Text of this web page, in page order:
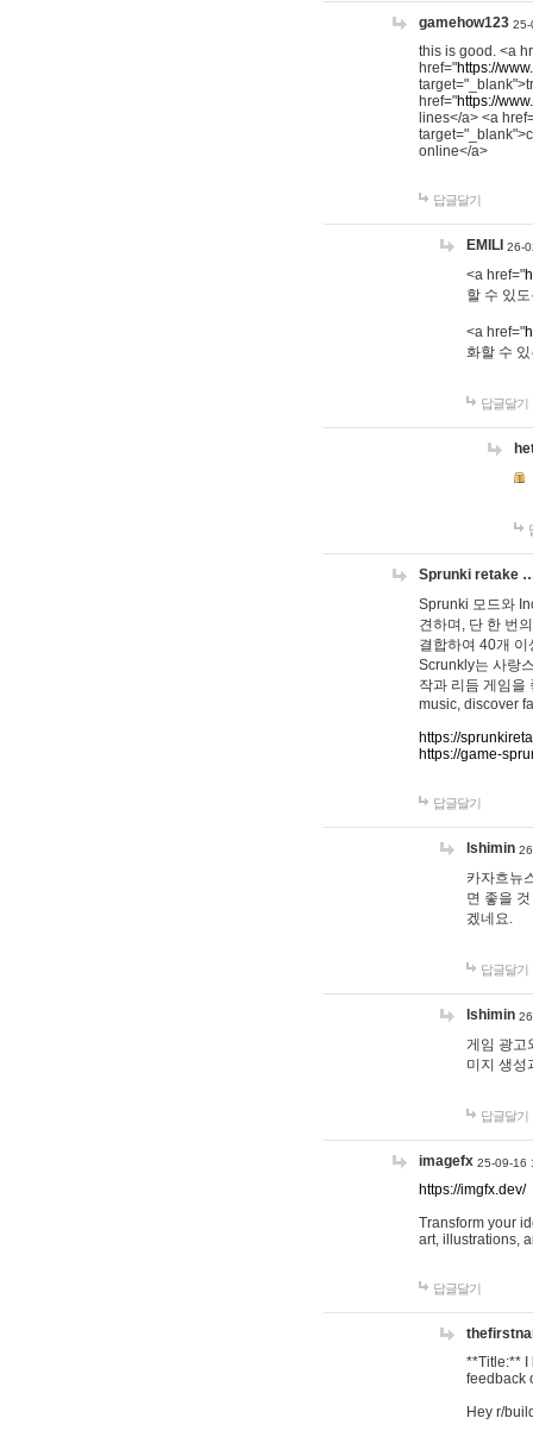
gamehow123 25-
this is good. <a
href="https://
href="https://
lines</a> <a
online</a>
답글달기
EMILI 26-
<a href="
할 수 있
<a href="
화할 수
답글달기
Sprunki retake
Sprunki 모드와
견하며, 단 한 번
결합하여 40개
Scrunkly는 사랑
작과 리듬 게임을
music, discover
https://
https://game-
답글달기
lshimin
카자흐뉴
면 좋을
겠네요.
답글달기
lshimin
게임 광고
미지 생성
답글달기
imagefx 25-09-16
https://imgfx.dev/
Transform your
art, illustrations,
답글달기
**Title:** I
feedback
Hey r/